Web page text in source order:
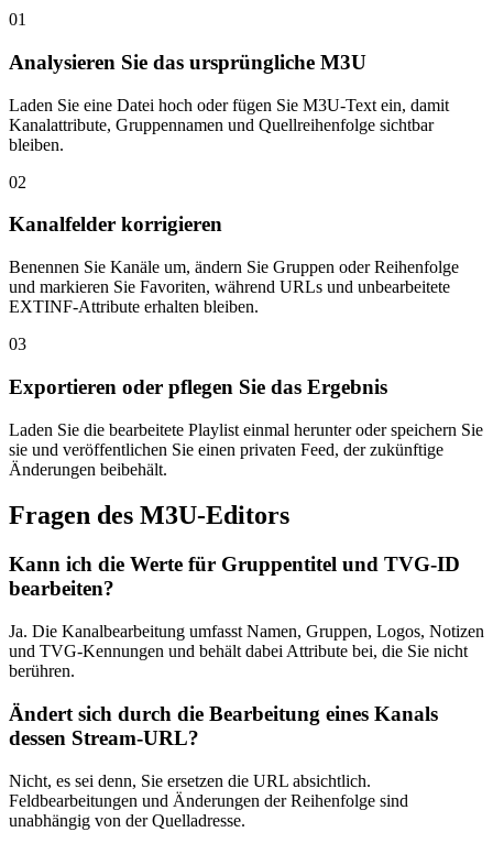
01
Analysieren Sie das ursprüngliche M3U
Laden Sie eine Datei hoch oder fügen Sie M3U-Text ein, damit
Kanalattribute, Gruppennamen und Quellreihenfolge sichtbar
bleiben.
02
Kanalfelder korrigieren
Benennen Sie Kanäle um, ändern Sie Gruppen oder Reihenfolge
und markieren Sie Favoriten, während URLs und unbearbeitete
EXTINF-Attribute erhalten bleiben.
03
Exportieren oder pflegen Sie das Ergebnis
Laden Sie die bearbeitete Playlist einmal herunter oder speichern Sie
sie und veröffentlichen Sie einen privaten Feed, der zukünftige
Änderungen beibehält.
Fragen des M3U-Editors
Kann ich die Werte für Gruppentitel und TVG-ID
bearbeiten?
Ja. Die Kanalbearbeitung umfasst Namen, Gruppen, Logos, Notizen
und TVG-Kennungen und behält dabei Attribute bei, die Sie nicht
berühren.
Ändert sich durch die Bearbeitung eines Kanals
dessen Stream-URL?
Nicht, es sei denn, Sie ersetzen die URL absichtlich.
Feldbearbeitungen und Änderungen der Reihenfolge sind
unabhängig von der Quelladresse.